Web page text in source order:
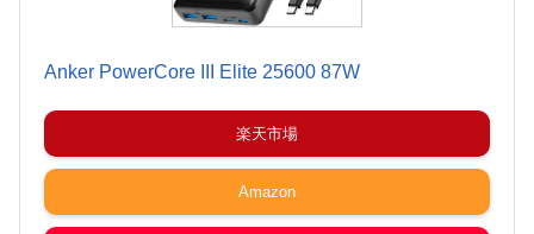
Anker PowerCore III Elite 25600 87W
楽天市場
Amazon